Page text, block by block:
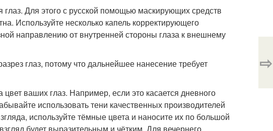
Для этого с русской помощью маскирующих средств
Используйте несколько капель корректирующего
направлению от внутренней стороны глаза к внешнему
глаз, потому что дальнейшее нанесение требует
ваших глаз. Например, если это касается дневного
использовать тени качественных производителей
используйте тёмные цвета и наносите их по большой
⇨